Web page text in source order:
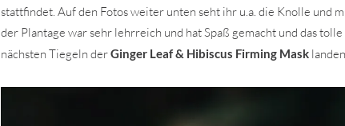
stattfindet. Auf den Fotos weiter unten seht ihr u.a. die Knolle und
der Plantage war sehr lehrreich und hat Spaß gemacht und das
nächsten Tiegeln derGinger Leaf & Hibiscus Firming Mask